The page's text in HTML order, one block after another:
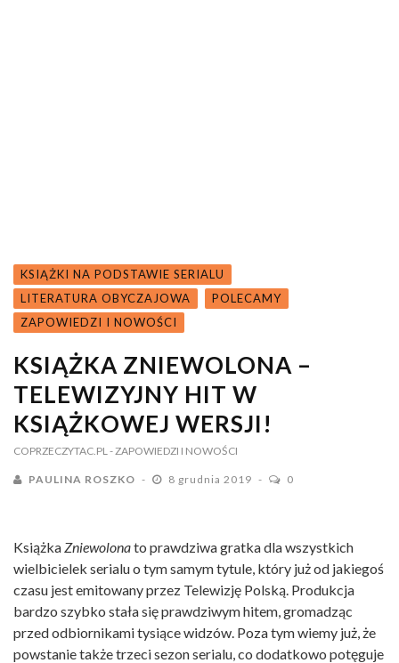
KSIĄŻKI NA PODSTAWIE SERIALU
LITERATURA OBYCZAJOWA
POLECAMY
ZAPOWIEDZI I NOWOŚCI
KSIĄŻKA ZNIEWOLONA –
TELEWIZYJNY HIT W
KSIĄŻKOWEJ WERSJI!
COPRZECZYTAC.PL - ZAPOWIEDZI I NOWOŚCI
PAULINA ROSZKO 8 grudnia 2019 0
KsiążkaZniewolonato prawdziwa gratka dla wszystkich
wielbicielek serialu o tym samym tytule, który już od jakiegoś
czasu jest emitowany przez Telewizję Polską. Produkcja
bardzo szybko stała się prawdziwym hitem, gromadząc
przed odbiornikami tysiące widzów. Poza tym wiemy już, że
powstanie także trzeci sezon serialu, co dodatkowo potęguje